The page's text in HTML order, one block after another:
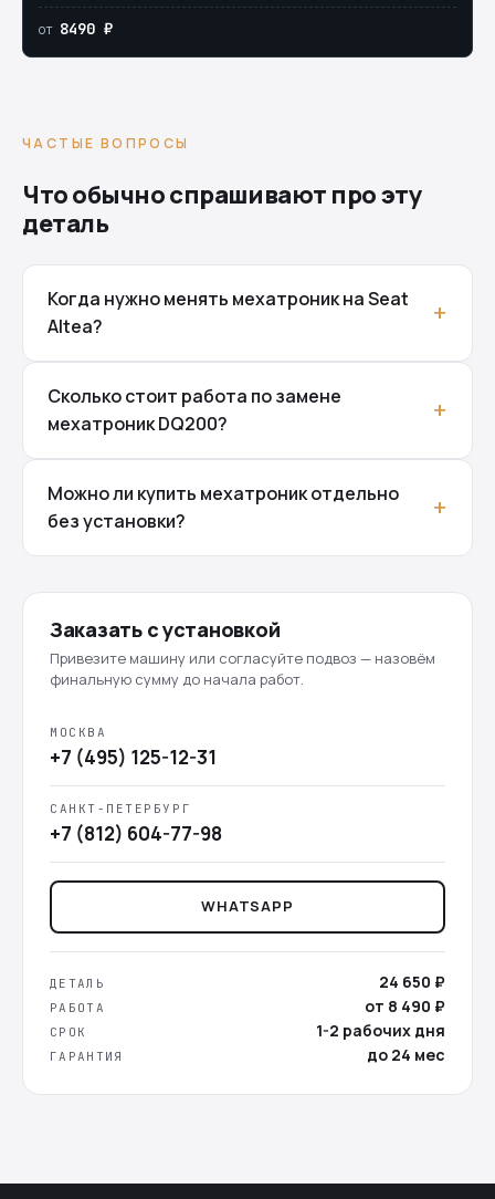
от 8490 ₽
ЧАСТЫЕ ВОПРОСЫ
Что обычно спрашивают про эту
деталь
Когда нужно менять мехатроник на Seat
Altea?
Сколько стоит работа по замене
мехатроник DQ200?
Можно ли купить мехатроник отдельно
без установки?
Заказать с установкой
Привезите машину или согласуйте подвоз — назовём
финальную сумму до начала работ.
МОСКВА
+7 (495) 125-12-31
САНКТ-ПЕТЕРБУРГ
+7 (812) 604-77-98
WHATSAPP
ДЕТАЛЬ 24 650 ₽
РАБОТА от 8 490 ₽
СРОК 1-2 рабочих дня
ГАРАНТИЯ до 24 мес